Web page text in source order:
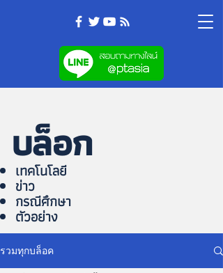
บล็อก
เทคโนโลยี
ข่าว
กรณีศึกษา
ตัวอย่าง
รวมทุกบล็อค